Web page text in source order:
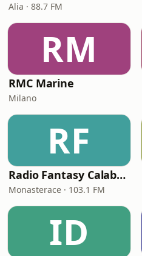
Alia · 88.7 FM
RM
RMC Marine
Milano
RF
Radio Fantasy Calabria
Monasterace · 103.1 FM
ID